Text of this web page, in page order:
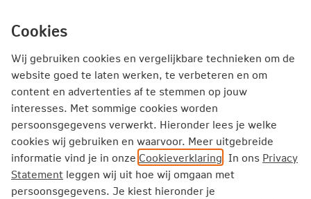
direct
naar
Producten Service en Contact Inspiratie
Particulier Zorgverzekering
Vergoedingen
Saxenda vergoeding
Saxenda vergoeding
Cookies
Wij gebruiken cookies en vergelijkbare technieken om de
website goed te laten werken, te verbeteren en om
content en advertenties af te stemmen op jouw
interesses. Met sommige cookies worden
persoonsgegevens verwerkt. Hieronder lees je welke
cookies wij gebruiken en waarvoor. Meer uitgebreide
informatie vind je in onze Cookieverklaring. In ons Privacy
Statement leggen wij uit hoe wij omgaan met
persoonsgegevens. Je kiest hieronder je